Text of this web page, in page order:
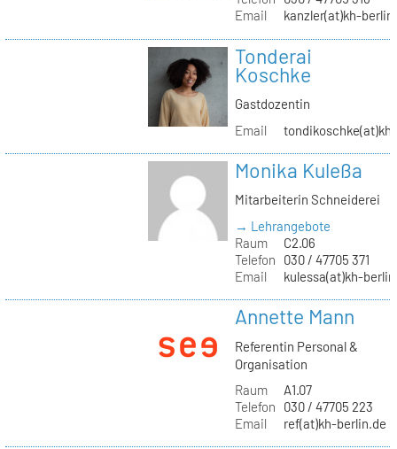
Email
kanzler(at)kh-
Tonderai
Koschke
Gastdozentin
Email
Monika Kuleßa
Mitarbeiterin Schneiderei
→ Lehrangebote
Raum
C2.06
Telefon
030 / 47705 371
Email
kulessa(at)kh-
Annette Mann
Referentin Personal &
Organisation
Raum
A1.07
Telefon
030 / 47705 223
Email
ref(at)kh-berlin.de